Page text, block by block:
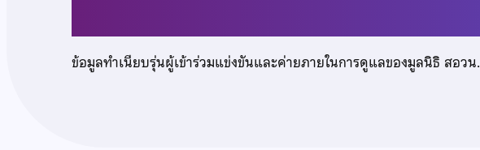
ข้อมูลทำเนียบรุ่นผู้เข้าร่วมแข่งขันและค่ายภายในการดูแลของมูลนิธิ สอวน.